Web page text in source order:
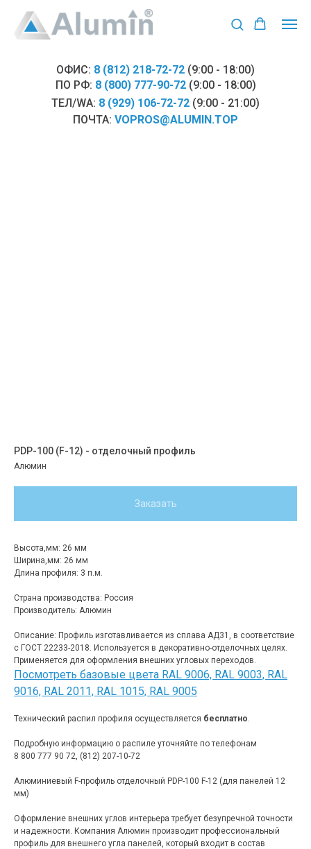
ОФИС: 8 (812) 218-72-72 (9:00 - 18:00)
ПО РФ: 8 (800) 777-90-72 (9:00 - 18:00)
ТЕЛ/WA: 8 (929) 106-72-72 (9:00 - 21:00)
ПОЧТА: VOPROS@ALUMIN.TOP
PDP-100 (F-12) - отделочный профиль
Алюмин
Заказать
Высота,мм: 26 мм
Ширина,мм: 26 мм
Длина профиля: 3 п.м.
Страна производства: Россия
Производитель: Алюмин
Описание: Профиль изготавливается из сплава АД31, в соответствие
с ГОСТ 22233-2018. Используется в декоративно-отделочных целях.
Применяется для оформления внешних угловых переходов.
Посмотреть базовые цвета RAL 9006, RAL 9003, RAL
9016, RAL 2011, RAL 1015, RAL 9005
Технический распил профиля осуществляется бесплатно.
Подробную информацию о распиле уточняйте по телефонам
8 800 777 90 72, (812) 207-10-72
Алюминиевый F-профиль отделочный PDP-100 F-12 (для панелей 12
мм)
Оформление внешних углов интерьера требует безупречной точности
и надежности. Компания Алюмин производит профессиональный
профиль для внешнего угла панелей, который входит в состав